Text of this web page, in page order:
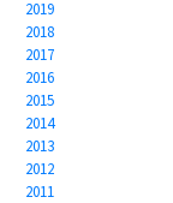
2019
2018
2017
2016
2015
2014
2013
2012
2011